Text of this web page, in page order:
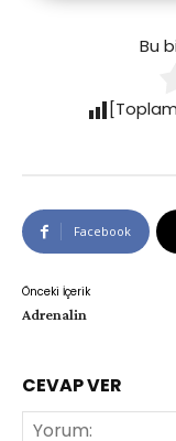
Bu
Facebook
Önceki İçerik
Adrenalin
CEVAP VER